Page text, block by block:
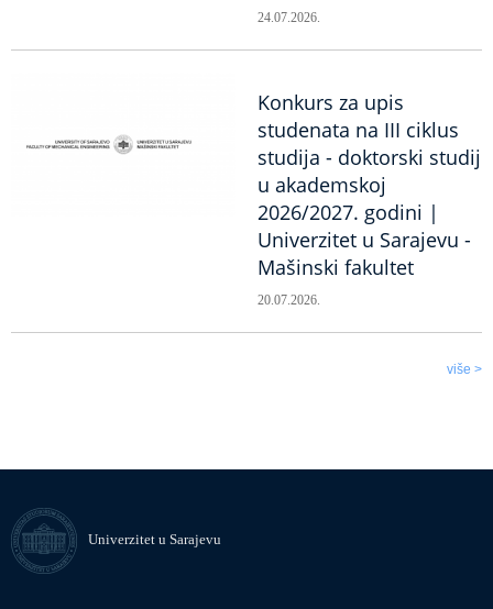
24.07.2026.
Konkurs za upis
studenata na III ciklus
studija - doktorski studij
u akademskoj
2026/2027. godini |
Univerzitet u Sarajevu -
Mašinski fakultet
20.07.2026.
više >
Univerzitet u Sarajevu